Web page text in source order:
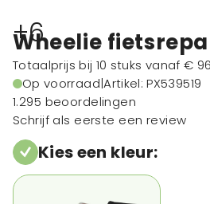
+6
Wheelie
Totaalprijs bij 10 stuks vanaf €
Op voorraad|Artikel: PX539519
1.295 beoordelingen
Schrijf als eerste een review
Kies een kleur: